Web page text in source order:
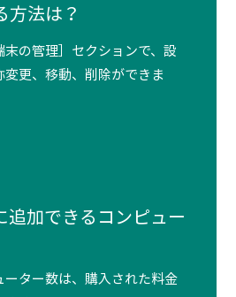
方法は？
末の管理］セクションで、設
更、移動、削除ができま
追加できるコンピュー
ター数は、購入された料金